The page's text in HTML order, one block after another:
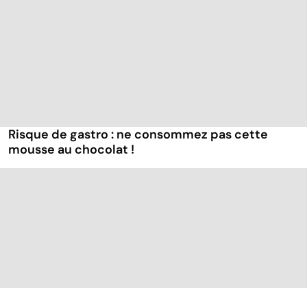
Risque de gastro : ne consommez pas cette
mousse au chocolat !